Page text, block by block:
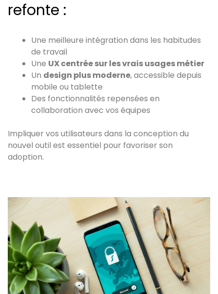
refonte :
Une meilleure intégration dans les habitudes
de travail
Une UX centrée sur les vrais usages métier
Un design plus moderne, accessible depuis
mobile ou tablette
Des fonctionnalités repensées en
collaboration avec vos équipes
Impliquer vos utilisateurs dans la conception du
nouvel outil est essentiel pour favoriser son
adoption.